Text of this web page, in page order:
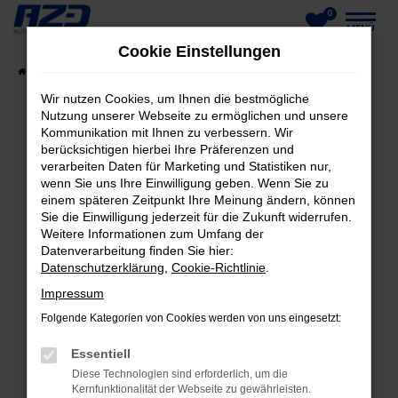
Zum
springen
0
MENÜ
FEHLER: NETWORK ERROR
Beim Laden ist ein Fehler aufgetreten.
Hier sind ein paar Tipps, die dir helfen können:
Überprüfe deine Firewall und deine
Internetverbindung.
Laden andere Webseiten, zum Beispiel deine
Suchmaschine?
Manche Erweiterungen, wie Werbeblocker,
können das Laden bestimmter Seiten
Cookie Einstellungen
Wir nutzen Cookies, um Ihnen die bestmögliche
Nutzung unserer Webseite zu ermöglichen und unsere
Kommunikation mit Ihnen zu verbessern. Wir
berücksichtigen hierbei Ihre Präferenzen und
verarbeiten Daten für Marketing und Statistiken nur,
wenn Sie uns Ihre Einwilligung geben. Wenn Sie zu
einem späteren Zeitpunkt Ihre Meinung ändern, können
Sie die Einwilligung jederzeit für die Zukunft widerrufen.
Weitere Informationen zum Umfang der
Datenverarbeitung finden Sie hier:
Datenschutzerklärung Cookie-Richtlinie
Impressum
Folgende Kategorien von Cookies werden von uns eingesetzt:
Essentiell
Diese Technologien sind erforderlich, um die
Kernfunktionalität der Webseite zu gewährleisten.